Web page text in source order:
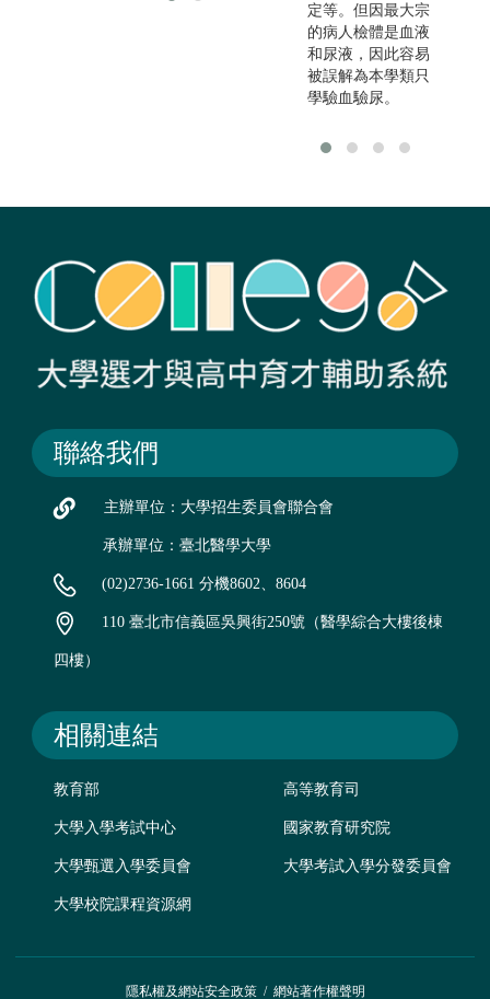
定等。但因最大宗
的病人檢體是血液
和尿液，因此容易
被誤解為本學類只
學驗血驗尿。
聯絡我們
主辦單位：大學招生委員會聯合會
承辦單位：臺北醫學大學
(02)2736-1661 分機8602、8604
110 臺北市信義區吳興街250號（醫學綜合大樓後棟
四樓）
相關連結
教育部 高等教育司
大學入學考試中心 國家教育研究院
大學甄選入學委員會 大學考試入學分發委員會
大學校院課程資源網
隱私權及網站安全政策/ 網站著作權聲明